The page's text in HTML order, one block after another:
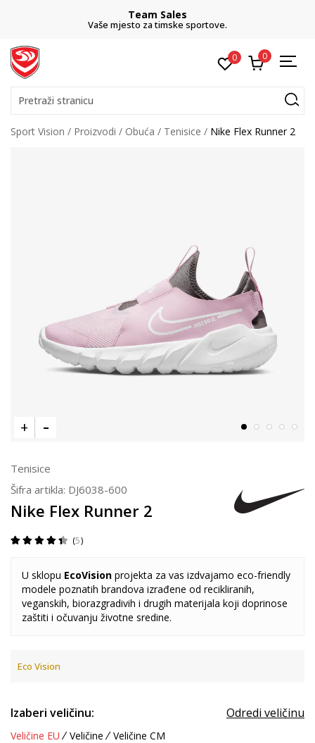
Team Sales
Vaše mjesto za timske sportove.
0 0
Pretraži stranicu
Sport Vision Proizvodi Obuća Tenisice Nike Flex Runner 2
Tenisice
Šifra artikla: DJ6038-600
Nike Flex Runner 2
5
U sklopu EcoVision projekta za vas izdvajamo eco-friendly
modele poznatih brandova izrađene od recikliranih,
veganskih, biorazgradivih i drugih materijala koji doprinose
zaštiti i očuvanju životne sredine.
Eco Vision
Izaberi veličinu: Odredi veličinu
Veličine EU Veličine Veličine CM